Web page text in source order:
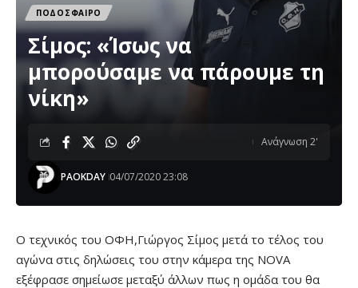
ΠΟΔΟΣΦΑΙΡΟ
Σίμος: «Ίσως να
μπορούσαμε να πάρουμε τη
νίκη»
PAOKDAY 04/07/2020 23:08
Ανάγνωση 2'
O τεχνικός του ΟΦΗ,Γιώργος Σίμος μετά το τέλος του
αγώνα στις δηλώσεις του στην κάμερα της NOVA
εξέφρασε σημείωσε μεταξύ άλλων πως η ομάδα του θα